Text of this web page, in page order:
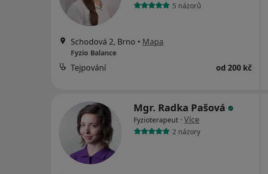
5 názorů
Schodová 2, Brno • Mapa
Fyzio Balance
Tejpování od 200 kč
Mgr. Radka Pašová
Fyzioterapeut · Více
2 názory